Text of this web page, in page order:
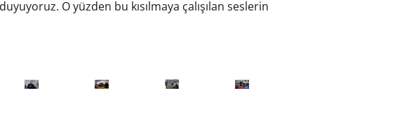
O yüzden bu kısılmaya çalışılan seslerin